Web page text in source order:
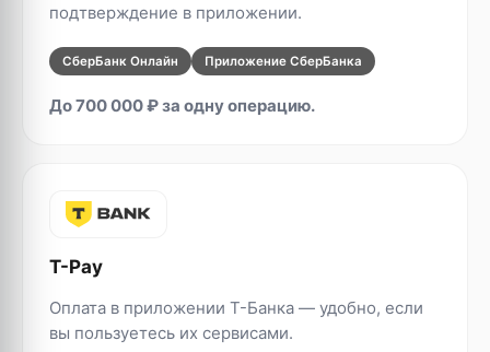
подтверждение в приложении.
СберБанк Онлайн Приложение СберБанка
До 700 000 ₽ за одну операцию.
T-Pay
Оплата в приложении T-Банка — удобно, если
вы пользуетесь их сервисами.